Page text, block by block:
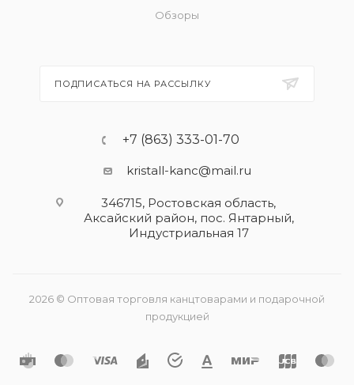
Обзоры
ПОДПИСАТЬСЯ НА РАССЫЛКУ
+7 (863) 333-01-70
kristall-kanc@mail.ru
346715, Ростовская область​,
Аксайский район, пос. Янтарный,
Индустриальная 17
2026 © Оптовая торговля канцтоварами и подарочной
продукцией